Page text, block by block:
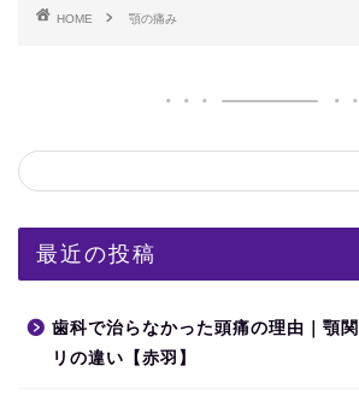
HOME 顎の痛み
最近の投稿
歯科で治らなかった頭痛の理由｜顎
リの違い【赤羽】